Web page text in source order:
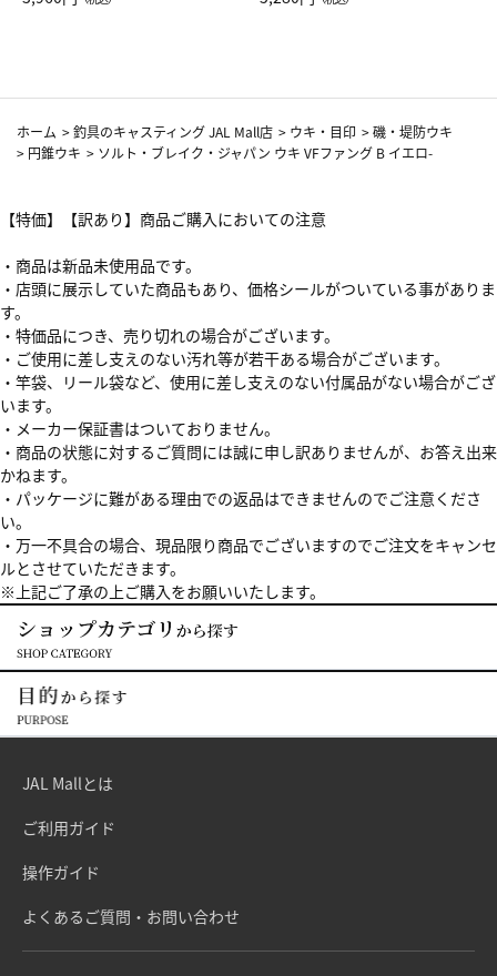
ホーム >釣具のキャスティング JAL Mall店 > ウキ・目印 >磯・堤防ウキ
> 円錐ウキ > ソルト・ブレイク・ジャパン ウキ VFファング B イエロ-
【特価】【訳あり】商品ご購入においての注意
・商品は新品未使用品です。
・店頭に展示していた商品もあり、価格シールがついている事がありま
す。
・特価品につき、売り切れの場合がございます。
・ご使用に差し支えのない汚れ等が若干ある場合がございます。
・竿袋、リール袋など、使用に差し支えのない付属品がない場合がござ
います。
・メーカー保証書はついておりません。
・商品の状態に対するご質問には誠に申し訳ありませんが、お答え出来
かねます。
・パッケージに難がある理由での返品はできませんのでご注意くださ
い。
・万一不具合の場合、現品限り商品でございますのでご注文をキャンセ
ルとさせていただきます。
※上記ご了承の上ご購入をお願いいたします。
JAL Mallとは
ご利用ガイド
操作ガイド
よくあるご質問・お問い合わせ